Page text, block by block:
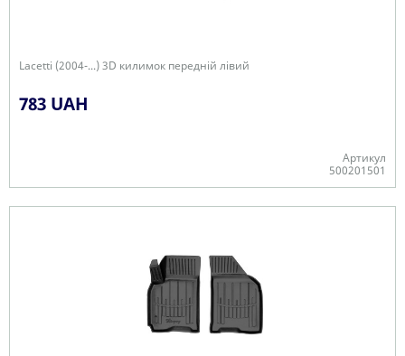
Lacetti (2004-...) 3D килимок передній лівий
783 UAH
Артикул
500201501